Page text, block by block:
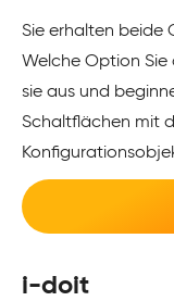
Sie erhalten beide
Welche Option
sie aus und
Schaltflächen mit
i-doit